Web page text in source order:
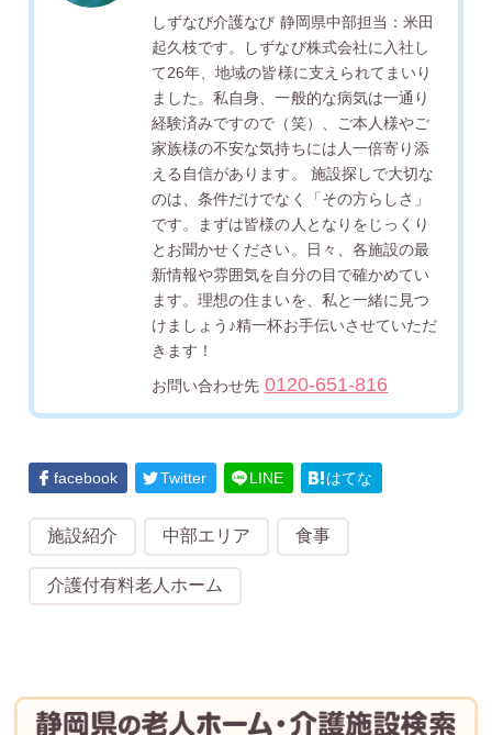
しずなび介護なび 静岡県中部担当：米田
起久枝です。しずなび株式会社に入社し
て26年、地域の皆様に支えられてまいり
ました。私自身、一般的な病気は一通り
経験済みですので（笑）、ご本人様やご
家族様の不安な気持ちには人一倍寄り添
える自信があります。 施設探しで大切な
のは、条件だけでなく「その方らしさ」
です。まずは皆様の人となりをじっくり
とお聞かせください。日々、各施設の最
新情報や雰囲気を自分の目で確かめてい
ます。理想の住まいを、私と一緒に見つ
けましょう♪精一杯お手伝いさせていただ
きます！
お問い合わせ先 0120-651-816
facebook Twitter LINE はてな
施設紹介 中部エリア 食事
介護付有料老人ホーム